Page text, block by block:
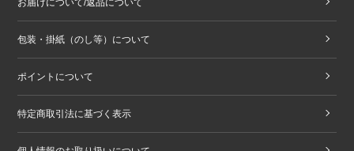
お届けについて/返品について
包装・掛紙（のし等）について
ポイントについて
特定商取引法に基づく表示